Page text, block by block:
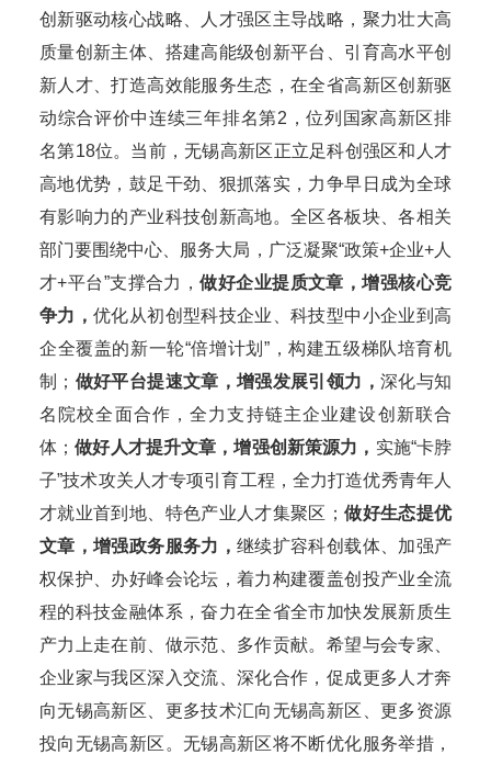
创新驱动核心战略、人才强区主导战略，聚力壮大高
质量创新主体、搭建高能级创新平台、引育高水平创
新人才、打造高效能服务生态，在全省高新区创新驱
动综合评价中连续三年排名第2，位列国家高新区排
名第18位。当前，无锡高新区正立足科创强区和人才
高地优势，鼓足干劲、狠抓落实，力争早日成为全球
有影响力的产业科技创新高地。全区各板块、各相关
部门要围绕中心、服务大局，广泛凝聚“政策+企业+人
才+平台”支撑合力，做好企业提质文章，增强核心竞
争力，优化从初创型科技企业、科技型中小企业到高
企全覆盖的新一轮“倍增计划”，构建五级梯队培育机
制； 做好平台提速文章，增强发展引领力， 深化与知
名院校全面合作，全力支持链主企业建设创新联合
体；做好人才提升文章，增强创新策源力， 实施“卡脖
子”技术攻关人才专项引育工程，全力打造优秀青年人
才就业首到地、特色产业人才集聚区； 做好生态提优
文章，增强政务服务力， 继续扩容科创载体、加强产
权保护、办好峰会论坛，着力构建覆盖创投产业全流
程的科技金融体系，奋力在全省全市加快发展新质生
产力上走在前、做示范、多作贡献。希望与会专家、
企业家与我区深入交流、深化合作，促成更多人才奔
向无锡高新区、更多技术汇向无锡高新区、更多资源
投向无锡高新区。无锡高新区将不断优化服务举措，